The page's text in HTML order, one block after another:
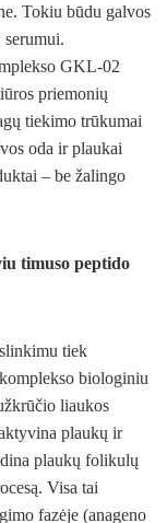
Tokiu būdu galvos
GKL-02
priemonių
tiekimo trūkumai
oda ir plaukai
– be žalingo
timuso peptido
tiek
biologiniu
liaukos
plaukų ir
plaukų folikulų
Visa tai
fazėje (anageno